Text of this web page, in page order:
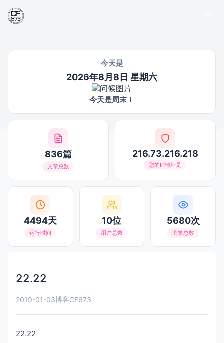
今天是
2026年8月8日 星期六
今天是周末！
836篇
文章总数
216.73.216.218
您的IP地址是
4494天
运行时间
10位
用户总数
5680次
浏览总数
22.22
2019-01-03博客CF673
22.22